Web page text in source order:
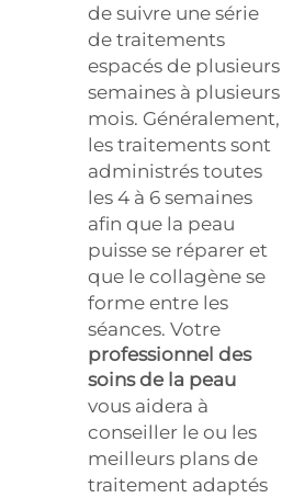
de suivre une série
de traitements
espacés de plusieurs
semaines à plusieurs
mois. Généralement,
les traitements sont
administrés toutes
les 4 à 6 semaines
afin que la peau
puisse se réparer et
que le collagène se
forme entre les
séances. Votre
professionnel des
soins de la peau
vous aidera à
conseiller le ou les
meilleurs plans de
traitement adaptés